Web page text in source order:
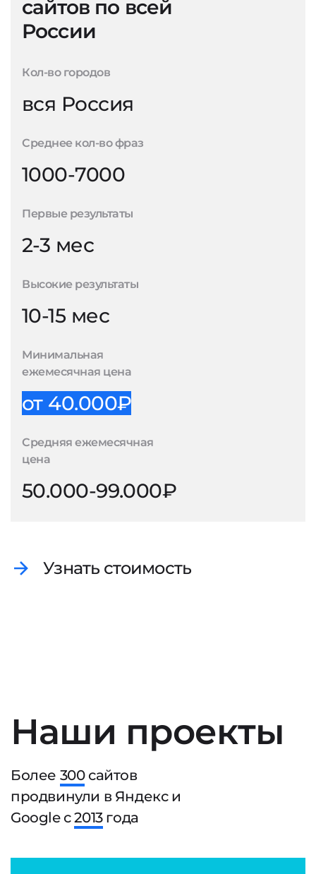
сайтов по всей
России
Кол-во городов
вся Россия
Среднее кол-во фраз
1000-7000
Первые результаты
2-3 мес
Высокие результаты
10-15 мес
Минимальная
ежемесячная цена
от 40.000₽
Средняя ежемесячная
цена
50.000-99.000₽
Узнать стоимость
Наши проекты
Более 300сайтов
продвинули в Яндекс и
Google с2013года